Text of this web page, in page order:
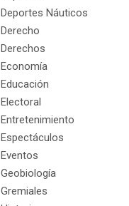
Deportes Náuticos
Derecho
Derechos
Economía
Educación
Electoral
Entretenimiento
Espectáculos
Eventos
Geobiología
Gremiales